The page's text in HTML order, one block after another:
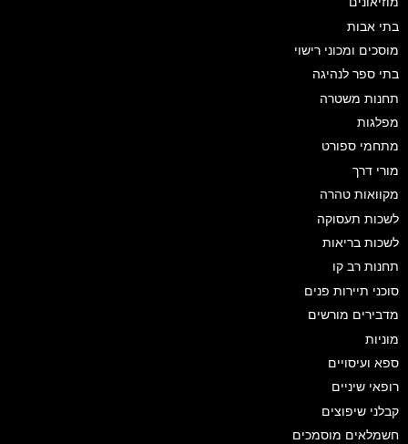
בתי אבות
מוסכים ומכוני רישוי
בתי ספר לנהיגה
תחנות משטרה
מפלגות
מתחמי ספורט
מורי דרך
מקוואות טהרה
לשכות תעסוקה
לשכות בריאות
תחנות רב קו
סוכני תיירות פנים
מדבירים מורשים
מוניות
ספא ועיסויים
רופאי שיניים
קבלני שיפוצים
חשמלאים מוסמכים